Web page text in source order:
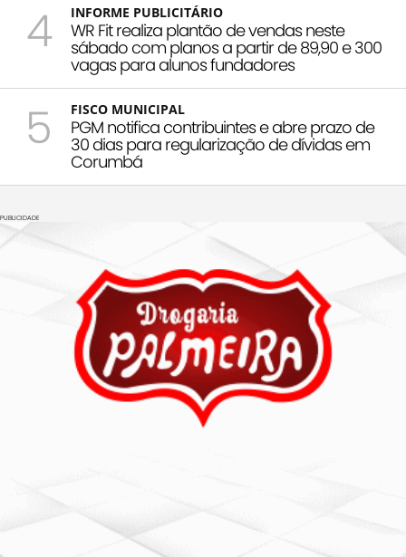
4 INFORME PUBLICITÁRIO
WR Fit realiza plantão de vendas neste
sábado com planos a partir de 89,90 e 300
vagas para alunos fundadores
5 FISCO MUNICIPAL
PGM notifica contribuintes e abre prazo de
30 dias para regularização de dívidas em
Corumbá
PUBLICIDADE